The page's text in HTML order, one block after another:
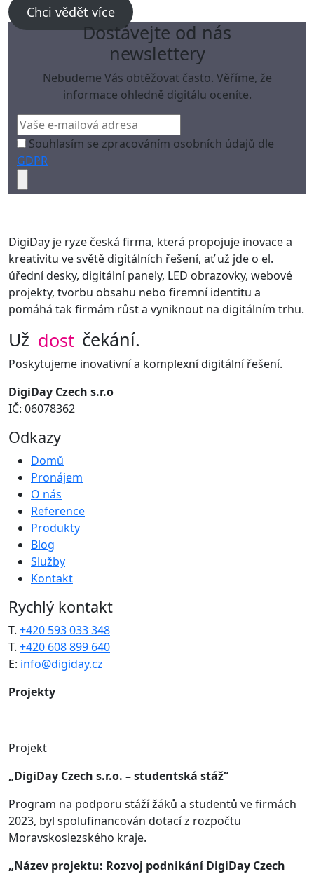
Chci vědět více
Dostávejte od nás
newslettery
Nebudeme Vás obtěžovat často. Věříme, že
informace ohledně digitálu oceníte.
Souhlasím se zpracováním osobních údajů dle
GDPR
DigiDay je ryze česká firma, která propojuje inovace a
kreativitu ve světě digitálních řešení, ať už jde o el.
úřední desky, digitální panely, LED obrazovky, webové
projekty, tvorbu obsahu nebo firemní identitu a
pomáhá tak firmám růst a vyniknout na digitálním trhu.
Už dost čekání.
Poskytujeme inovativní a komplexní digitální řešení.
DigiDay Czech s.r.o
IČ: 06078362
Odkazy
Domů
Pronájem
O nás
Reference
Produkty
Blog
Služby
Kontakt
Rychlý kontakt
T. +420 593 033 348
T. +420 608 899 640
E: info@digiday.cz
Projekty
Projekt
„DigiDay Czech s.r.o. – studentská stáž“
Program na podporu stáží žáků a studentů ve firmách
2023, byl spolufinancován dotací z rozpočtu
Moravskoslezského kraje.
„Název projektu: Rozvoj podnikání DigiDay Czech